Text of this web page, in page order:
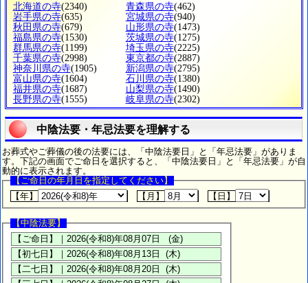
北海道の寺(2340) 青森県の寺(462)
岩手県の寺(635) 宮城県の寺(940)
秋田県の寺(679) 山形県の寺(1473)
福島県の寺(1530) 茨城県の寺(1275)
群馬県の寺(1199) 埼玉県の寺(2225)
千葉県の寺(2998) 東京都の寺(2887)
神奈川県の寺(1905) 新潟県の寺(2795)
富山県の寺(1604) 石川県の寺(1380)
福井県の寺(1687) 山梨県の寺(1490)
長野県の寺(1555) 岐阜県の寺(2302)
中陰法要・年忌法要を理解する
お葬式やご葬儀の後の法要には、「中陰法要日」と「年忌法要」がありま
す。下記の画面でご命日を選択すると、「中陰法要日」と「年忌法要」が自
動的に表示されます。
【ご命日の年月日を指定してください】
【年】
【月】 【日】
【中陰法要】